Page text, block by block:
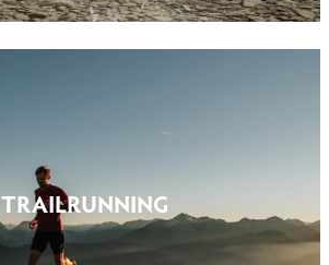
TRAILRUNNING